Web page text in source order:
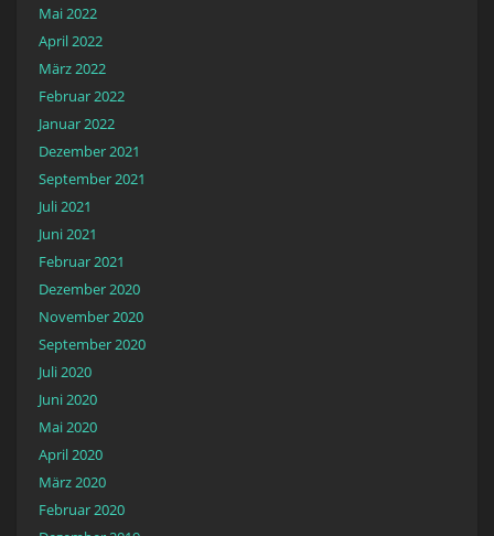
Mai 2022
April 2022
März 2022
Februar 2022
Januar 2022
Dezember 2021
September 2021
Juli 2021
Juni 2021
Februar 2021
Dezember 2020
November 2020
September 2020
Juli 2020
Juni 2020
Mai 2020
April 2020
März 2020
Februar 2020